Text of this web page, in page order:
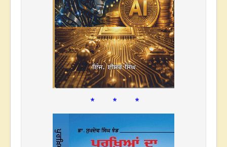
* * *